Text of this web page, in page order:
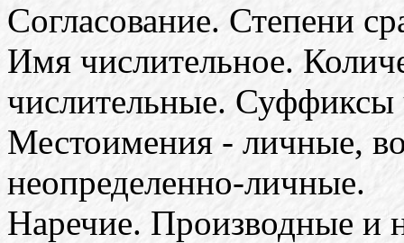
Согласование. Степени
Имя числительное.
числительные. Суффиксы
Местоимения - личные,
неопределенно-личные.
Наречие. Производные и